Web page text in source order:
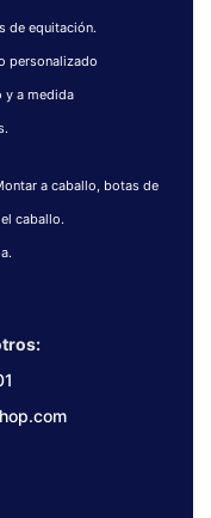
de equitación.
personalizado
y a medida
a caballo, botas de
caballo.